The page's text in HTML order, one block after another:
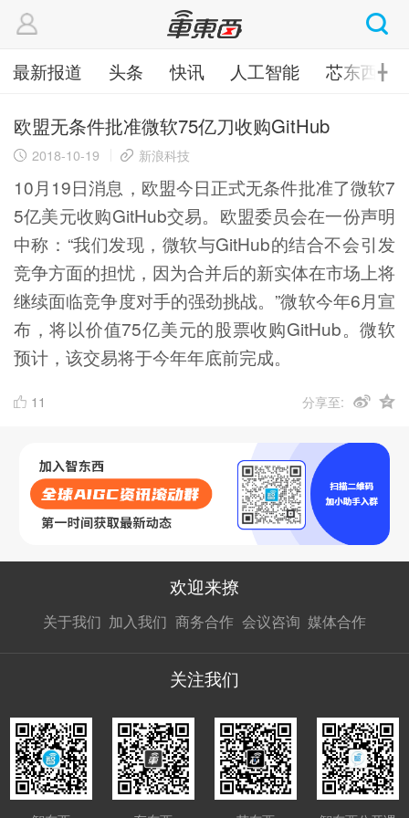
最新报道 头条 快讯 人工智能 芯东西 ╋
欧盟无条件批准微软75亿刀收购GitHub
2018-10-19 新浪科技
10月19日消息，欧盟今日正式无条件批准了微软7
5亿美元收购GitHub交易。欧盟委员会在一份声明
中称：“我们发现，微软与GitHub的结合不会引发
竞争方面的担忧，因为合并后的新实体在市场上将
继续面临竞争度对手的强劲挑战。”微软今年6月宣
布，将以价值75亿美元的股票收购GitHub。微软
预计，该交易将于今年年底前完成。
11 分享至:
欢迎来撩
关于我们 加入我们
接扔简历
商务合作
接开聊
会议咨询 媒体合作
接开聊
关注我们